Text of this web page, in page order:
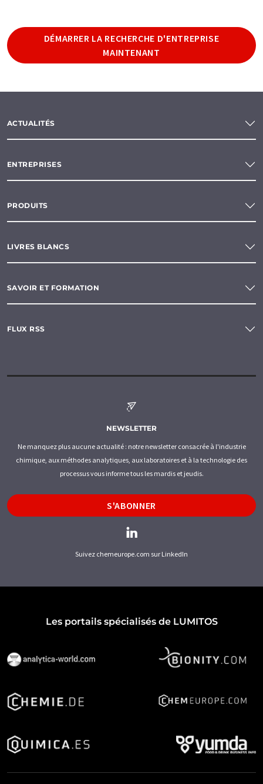
DÉMARRER LA RECHERCHE D'ENTREPRISE
MAINTENANT
ACTUALITÉS
ENTREPRISES
PRODUITS
LIVRES BLANCS
SAVOIR ET FORMATION
FLUX RSS
NEWSLETTER
Ne manquez plus aucune actualité : notre newsletter consacrée à l'industrie
chimique, aux méthodes analytiques, aux laboratoires et à la technologie des
processus vous informe tous les mardis et jeudis.
S'ABONNER
Suivez chemeurope.com sur LinkedIn
Les portails spécialisés de LUMITOS